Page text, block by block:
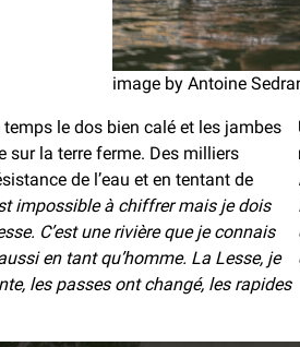
image by Antoine
le dos bien calé et les jambes
sur la terre ferme. Des milliers
de l’eau et en tentant de
impossible à chiffrer mais je dois
C’est une rivière que je connais
en tant qu’homme. La Lesse, je
les passes ont changé, les rapides